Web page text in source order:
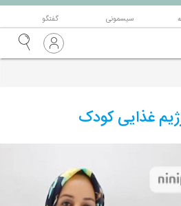
سیسمونی گفتگو
غذایی کودک